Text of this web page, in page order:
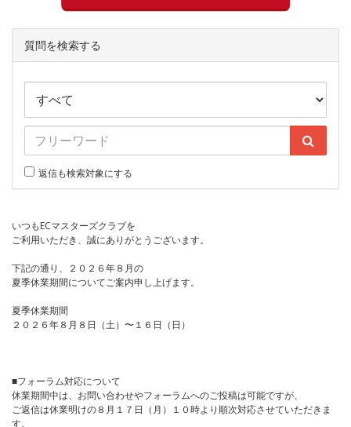
質問を検索する
返信も検索対象にする
いつもECマスターズクラブを
ご利用いただき、誠にありがとうございます。
下記の通り、２０２６年８月の
夏季休業期間についてご案内申し上げます。
夏季休業期間
２０２６年８月８日（土）〜１６日（日）
■フォーラム対応について
休業期間中は、お問い合わせやフォーラムへのご投稿は可能ですが、
ご返信は休業明けの８月１７日（月）１０時より順次対応させていただきま
す。